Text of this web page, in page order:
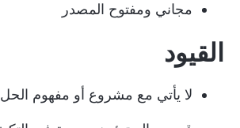
مجاني ومفتوح المصدر
القيود
لا يأتي مع مشروع أو مفهوم الحل